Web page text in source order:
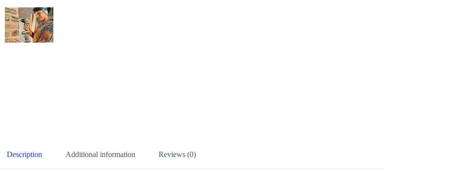
Description Additional information Reviews (0)